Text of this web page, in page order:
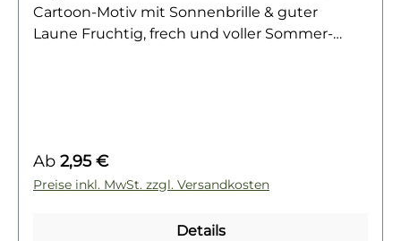
Cartoon-Motiv mit Sonnenbrille & guter
Laune Fruchtig, frech und voller Sommer-
Motiv pure Frische aus. Ein Design, das gute
Laune und trendigen Humor perfekt
Gesichtsausdruck machen die Erdbeere zu
Regulärer Preis:
Ab 2,95 €
Preise inkl. MwSt. zzgl. Versandkosten
Details